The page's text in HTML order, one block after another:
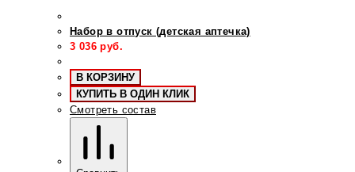
Набор в отпуск (детская аптечка)
3 036 руб.
В КОРЗИНУ
КУПИТЬ В ОДИН КЛИК
Смотреть состав